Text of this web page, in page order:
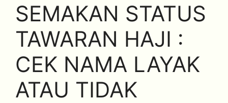
SEMAKAN STATUS
TAWARAN HAJI :
CEK NAMA LAYAK
ATAU TIDAK